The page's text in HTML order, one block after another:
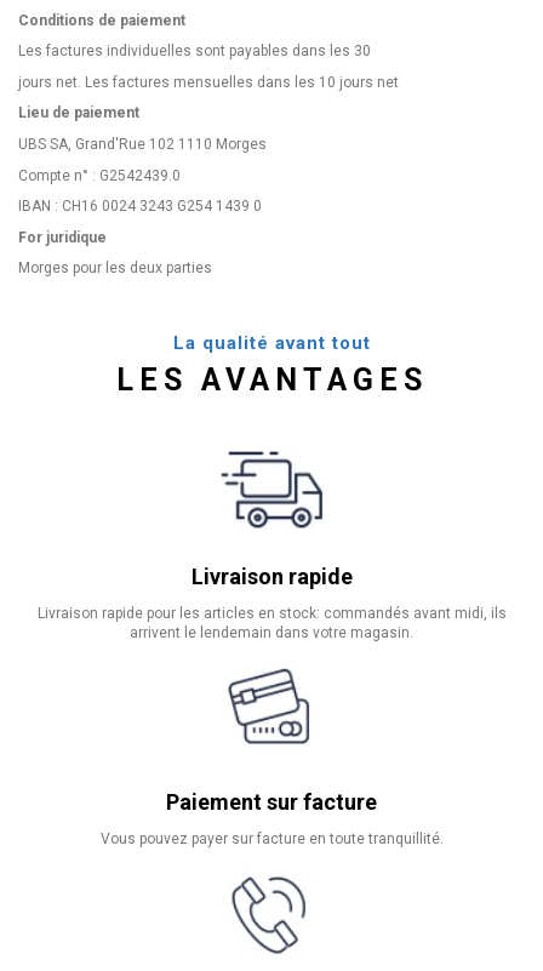
Conditions de paiement
Les factures individuelles sont payables dans les 30
jours net. Les factures mensuelles dans les 10 jours net
Lieu de paiement
UBS SA, Grand'Rue 102 1110 Morges
Compte n° : G2542439.0
IBAN : CH16 0024 3243 G254 1439 0
For juridique
Morges pour les deux parties
La qualité avant tout
LES AVANTAGES
Livraison rapide
Livraison rapide pour les articles en stock: commandés avant midi, ils
arrivent le lendemain dans votre magasin.
Paiement sur facture
Vous pouvez payer sur facture en toute tranquillité.